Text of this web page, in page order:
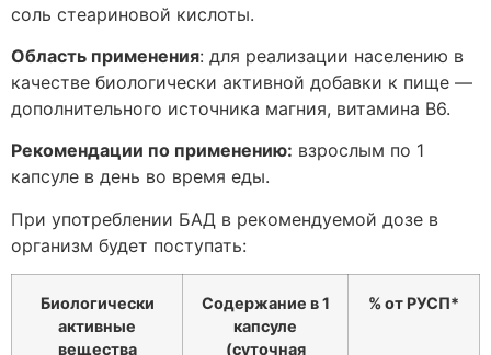
соль стеариновой кислоты.
Область применения: для реализации населению в
качестве биологически активной добавки к пище —
дополнительного источника магния, витамина В6.
Рекомендации по применению: взрослым по 1
капсуле в день во время еды.
При употреблении БАД в рекомендуемой дозе в
организм будет поступать:
Биологически
активные
вещества
Содержание в 1
капсуле
(суточная
% от РУСП*